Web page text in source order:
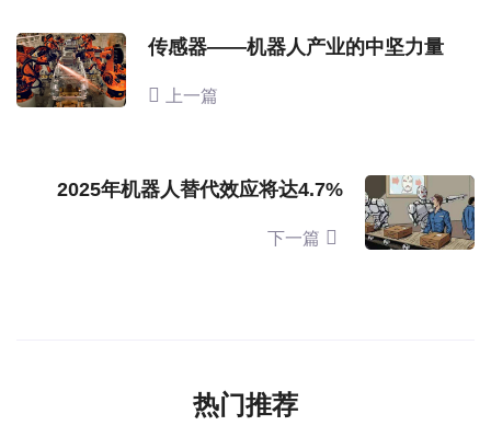
传感器——机器人产业的中坚力量
上一篇
2025年机器人替代效应将达4.7%
下一篇
热门推荐